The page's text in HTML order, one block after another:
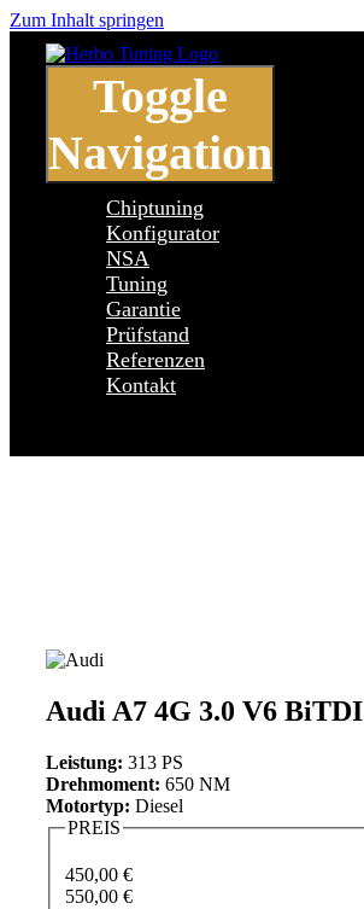
Zum Inhalt springen
Toggle
Navigation
Chiptuning
Konfigurator
NSA
Tuning
Garantie
Prüfstand
Referenzen
Kontakt
Audi A7 4G 3.0 V6 BiTDI
Leistung: 313 PS
Drehmoment: 650 NM
Motortyp: Diesel
PREIS
450,00 €
550,00 €